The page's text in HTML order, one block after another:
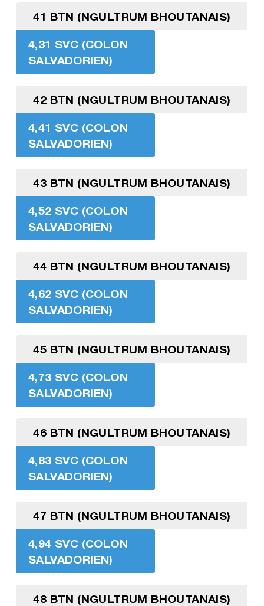
41 BTN (NGULTRUM BHOUTANAIS)
4,31 SVC (COLON
SALVADORIEN)
42 BTN (NGULTRUM BHOUTANAIS)
4,41 SVC (COLON
SALVADORIEN)
43 BTN (NGULTRUM BHOUTANAIS)
4,52 SVC (COLON
SALVADORIEN)
44 BTN (NGULTRUM BHOUTANAIS)
4,62 SVC (COLON
SALVADORIEN)
45 BTN (NGULTRUM BHOUTANAIS)
4,73 SVC (COLON
SALVADORIEN)
46 BTN (NGULTRUM BHOUTANAIS)
4,83 SVC (COLON
SALVADORIEN)
47 BTN (NGULTRUM BHOUTANAIS)
4,94 SVC (COLON
SALVADORIEN)
48 BTN (NGULTRUM BHOUTANAIS)